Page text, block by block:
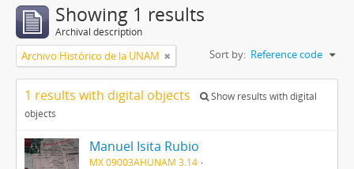
Showing 1 results
Archival description
Archivo Histórico de la UNAM Sort by: Reference code
1 results with digital objects
Show results with digital
objects
Manuel Isita Rubio
MX 09003AHUNAM 3.14